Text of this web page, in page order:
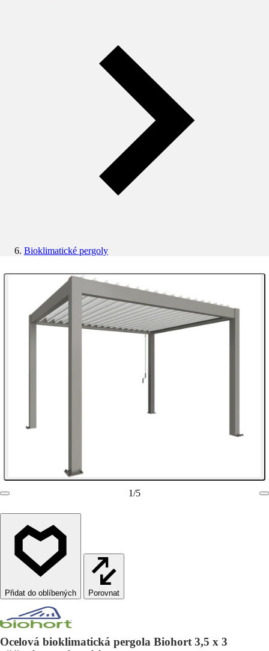
Bioklimatické pergoly
1/5
Porovnat
Ocelová bioklimatická pergola Biohort 3,5 x 3